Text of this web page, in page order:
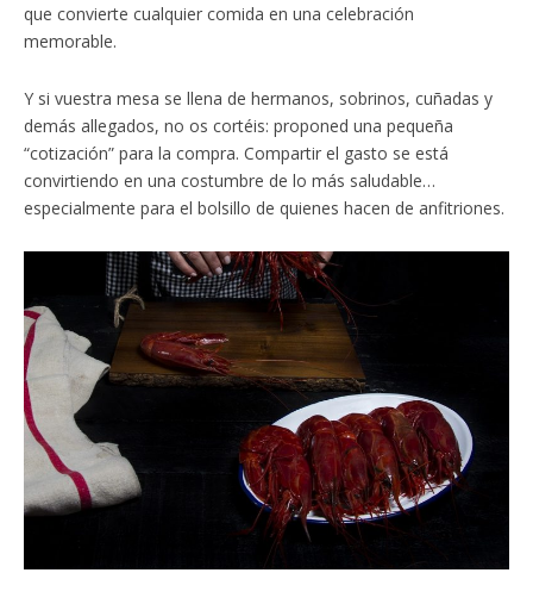
que convierte cualquier comida en una celebración
memorable.
Y si vuestra mesa se llena de hermanos, sobrinos, cuñadas y
demás allegados, no os cortéis: proponed una pequeña
“cotización” para la compra. Compartir el gasto se está
convirtiendo en una costumbre de lo más saludable…
especialmente para el bolsillo de quienes hacen de anfitriones.